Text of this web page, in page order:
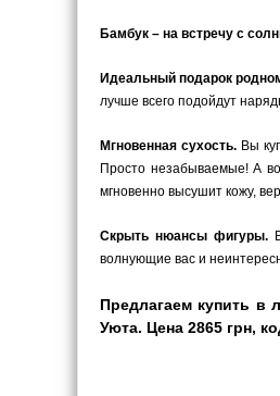
Бамбук – на встречу с
Идеальный подарок
лучше всего подойдут
Мгновенная сухость.Вы
Просто незабываемые! А
мгновенно высушит кожу,
Скрыть нюансы фигуры.
волнующие вас и
Предлагаем купить в
Уюта. Цена 2865 грн,